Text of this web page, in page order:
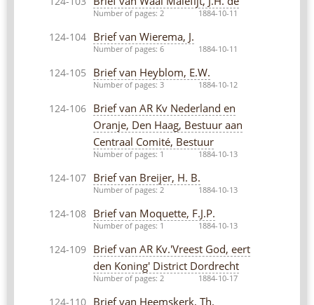
Number of pages: 2 1884-10-11
124-104 Brief van Wierema, J.
Number of pages: 6 1884-10-11
124-105 Brief van Heyblom, E.W.
Number of pages: 3 1884-10-12
124-106
Brief van AR Kv Nederland en
Oranje, Den Haag, Bestuur aan
Centraal Comité, Bestuur
Number of pages: 1 1884-10-13
124-107 Brief van Breijer, H. B.
Number of pages: 2 1884-10-13
124-108 Brief van Moquette, F.J.P.
Number of pages: 1 1884-10-13
124-109
Brief van AR Kv.'Vreest God, eert
den Koning' District Dordrecht
Number of pages: 2 1884-10-17
124-110 Brief van Heemskerk, Th.